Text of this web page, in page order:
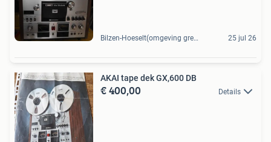
Bilzen-Hoeselt(omgeving grens Maastricht), BE 25 jul 26
AKAI tape dek GX,600 DB
€ 400,00 Details